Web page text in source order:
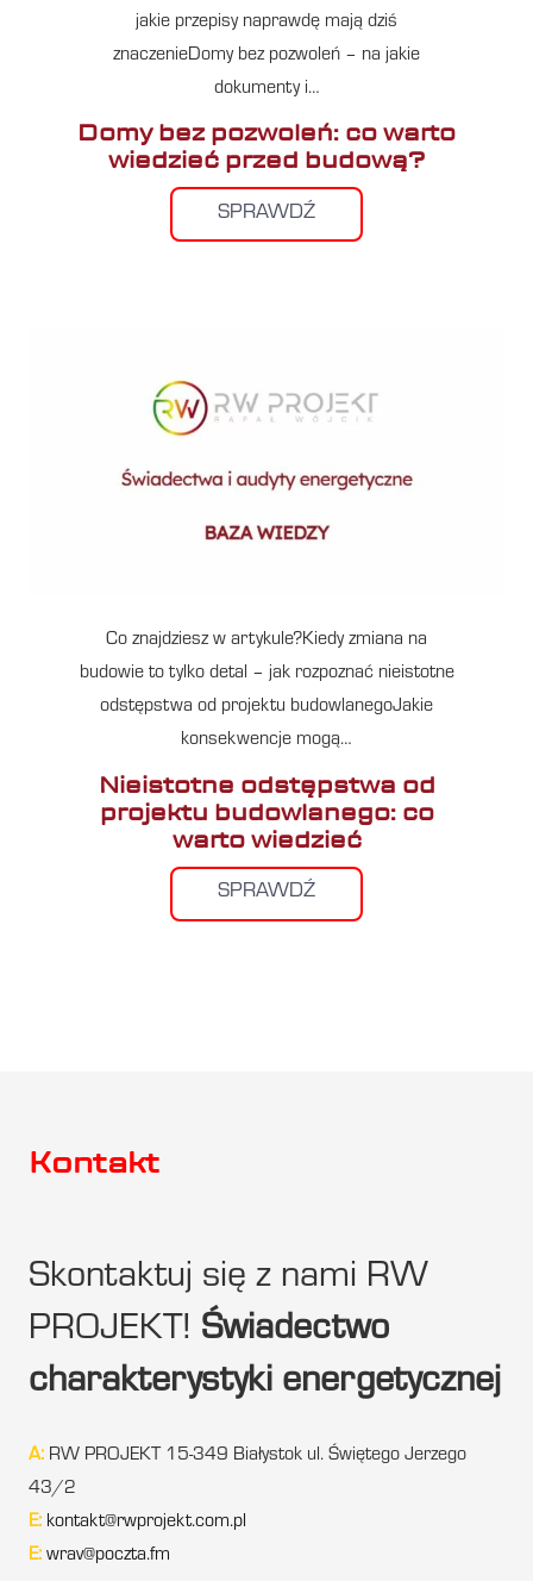
jakie przepisy naprawdę mają dziś
znaczenieDomy bez pozwoleń – na jakie
dokumenty i…
Domy bez pozwoleń: co warto
wiedzieć przed budową?
SPRAWDŹ
Co znajdziesz w artykule?Kiedy zmiana na
budowie to tylko detal – jak rozpoznać nieistotne
odstępstwa od projektu budowlanegoJakie
konsekwencje mogą…
Nieistotne odstępstwa od
projektu budowlanego: co
warto wiedzieć
SPRAWDŹ
Kontakt
Skontaktuj się z nami RW
PROJEKT! Świadectwo
charakterystyki energetycznej
A: RW PROJEKT 15-349 Białystok ul. Świętego Jerzego
43/2
E: kontakt@rwprojekt.com.pl
E: wrav@poczta.fm